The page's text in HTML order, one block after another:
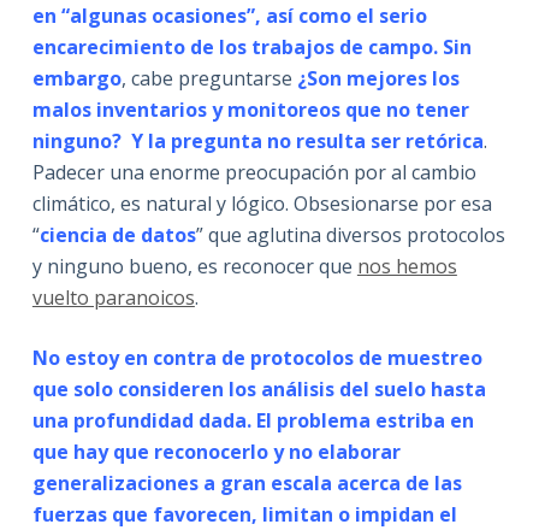
en “algunas ocasiones”, así como el serio
encarecimiento de los trabajos de campo. Sin
embargo, cabe preguntarse ¿Son mejores los
malos inventarios y monitoreos que no tener
ninguno? Y la pregunta no resulta ser retórica.
Padecer una enorme preocupación por al cambio
climático, es natural y lógico. Obsesionarse por esa
“ciencia de datos” que aglutina diversos protocolos
y ninguno bueno, es reconocer que nos hemos
vuelto paranoicos.
No estoy en contra de protocolos de muestreo
que solo consideren los análisis del suelo hasta
una profundidad dada. El problema estriba en
que hay que reconocerlo y no elaborar
generalizaciones a gran escala acerca de las
fuerzas que favorecen, limitan o impidan el